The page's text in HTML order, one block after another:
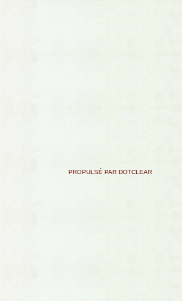
PROPULSÉ PAR DOTCLEAR